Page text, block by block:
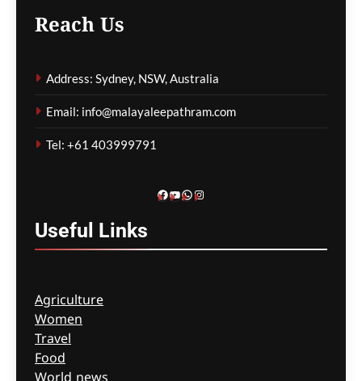
നടപടിക്രമങ്ങൾ
Reach Us
Address: Sydney, NSW, Australia
Email: info@malayaleepathram.com
Tel: +61 403999791
Facebook
YouTube
WhatsApp
Instagram
Useful Links
Agriculture
Women
Travel
Food